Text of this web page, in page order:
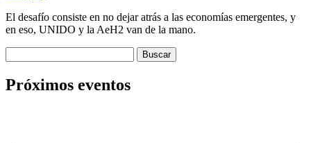
El desafío consiste en no dejar atrás a las economías emergentes, y
en eso, UNIDO y la AeH2 van de la mano.
Próximos eventos